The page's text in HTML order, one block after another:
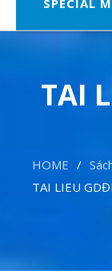
SPECIAL
TAI
HOME
TAI LIEU